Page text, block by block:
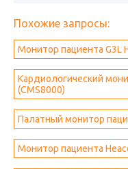
Похожие запросы:
Монитор пациента G3L
Кардиологический
(CMS8000)
Палатный монитор
Монитор пациента